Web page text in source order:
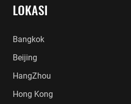
LOKASI
Bangkok
Beijing
HangZhou
Hong Kong